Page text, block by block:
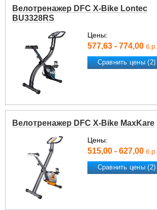
Велотренажер DFC X-Bike Lontec
BU3328RS
Цены:
577,63 - 774,00 б.р.
Сравнить цены (2)
Велотренажер DFC X-Bike MaxKare
Цены:
515,00 - 627,00 б.р.
Сравнить цены (2)